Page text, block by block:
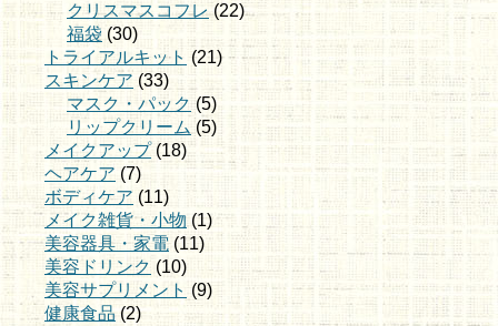
クリスマスコフレ(22)
福袋 (30)
トライアルキット (21)
スキンケア (33)
マスク・パック(5)
リップクリーム (5)
メイクアップ(18)
ヘアケア (7)
ボディケア (11)
メイク雑貨・小物 (1)
美容器具・家電 (11)
美容ドリンク (10)
美容サプリメント (9)
健康食品 (2)